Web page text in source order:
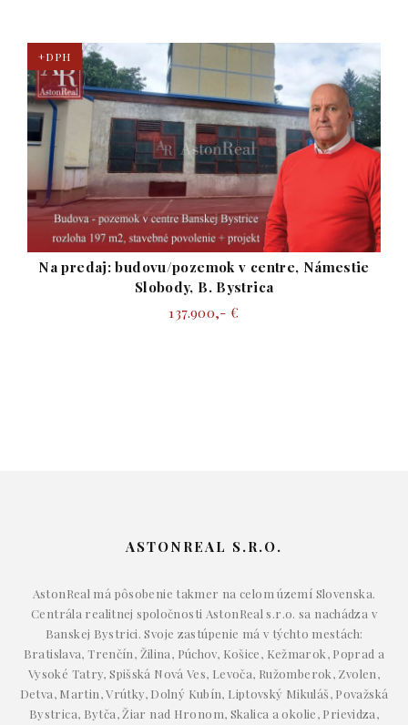
+DPH
Na predaj: budovu/pozemok v centre, Námestie
Slobody, B. Bystrica
137.900,- €
ASTONREAL S.R.O.
AstonReal má pôsobenie takmer na celom území Slovenska.
Centrála realitnej spoločnosti AstonReal s.r.o. sa nachádza v
Banskej Bystrici. Svoje zastúpenie má v týchto mestách:
Bratislava, Trenčín, Žilina, Púchov, Košice, Kežmarok, Poprad a
Vysoké Tatry, Spišská Nová Ves, Levoča, Ružomberok, Zvolen,
Detva, Martin, Vrútky, Dolný Kubín, Liptovský Mikuláš, Považská
Bystrica, Bytča, Žiar nad Hronom, Skalica a okolie, Prievidza,